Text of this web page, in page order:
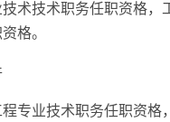
术技术职务任职资格
格。
专业技术职务任职资格